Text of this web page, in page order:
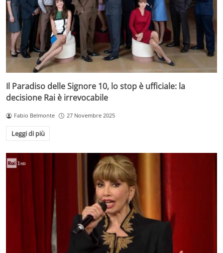
Il Paradiso delle Signore 10, lo stop è ufficiale: la
decisione Rai è irrevocabile
Fabio Belmonte 27 Novembre 2025
Leggi di più